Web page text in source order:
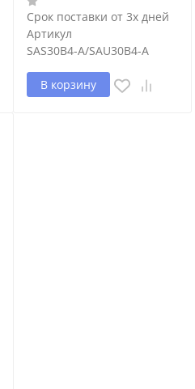
Срок поставки от 3х дней
Артикул
SAS30B4-A/SAU30B4-A
В корзину